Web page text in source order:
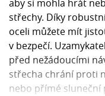
aby si mohla hrát
střechy. Díky
oceli můžete mít
v bezpečí.
před nežádoucími
střecha chrání proti
nebo přímé sluneční